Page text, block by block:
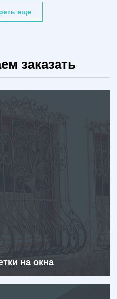
еще
заказать
на окна